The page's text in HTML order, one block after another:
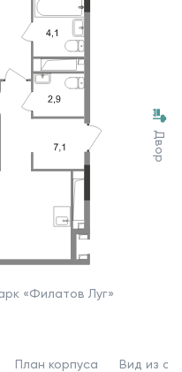
Двор
«Филатов Луг»
План корпуса Вид из